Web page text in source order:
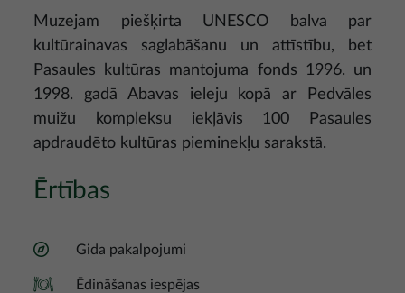
Muzejam piešķirta UNESCO balva par
kultūrainavas saglabāšanu un attīstību, bet
Pasaules kultūras mantojuma fonds 1996. un
1998. gadā Abavas ieleju kopā ar Pedvāles
muižu kompleksu iekļāvis 100 Pasaules
apdraudēto kultūras pieminekļu sarakstā.
Ērtības
Gida pakalpojumi
Ēdināšanas iespējas